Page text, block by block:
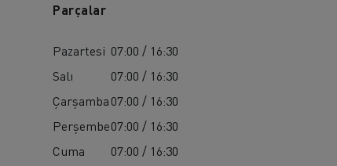
Parçalar
Pazartesi 07:00 / 16:30
Salı
07:00 / 16:30
Çarşamba07:00 / 16:30
Perşembe07:00 / 16:30
Cuma
07:00 / 16:30